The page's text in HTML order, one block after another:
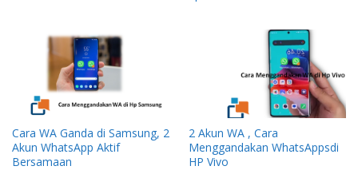
Cara WA Ganda di Samsung, 2
Akun WhatsApp Aktif
Bersamaan
2 Akun WA , Cara
Menggandakan WhatsAppsdi
HP Vivo